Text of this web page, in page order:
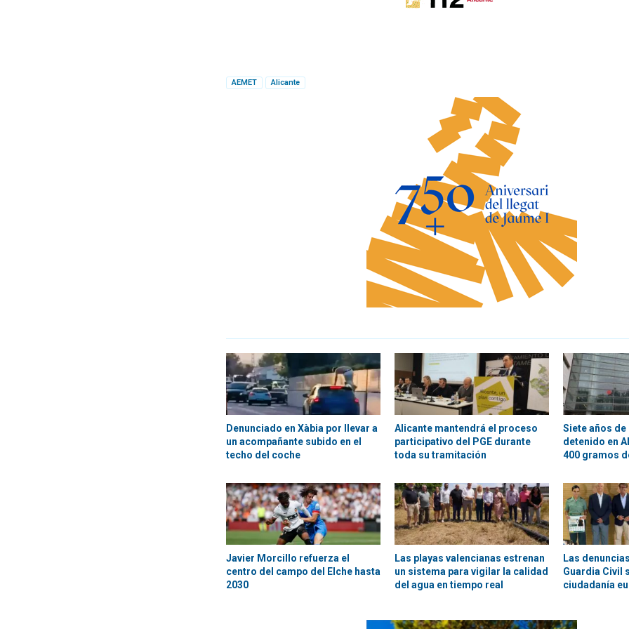
AEMET Alicante
Denunciado en Xàbia por llevar a
un acompañante subido en el
techo del coche
Alicante mantendrá el proceso
participativo del PGE durante
toda su tramitación
Siete años
detenido en
400 gramos
Javier Morcillo refuerza el
centro del campo del Elche hasta
2030
Las playas valencianas estrenan
un sistema para vigilar la calidad
del agua en tiempo real
Las
Guardia Civil
ciudadanía